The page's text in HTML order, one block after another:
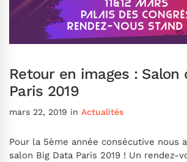
Retour en images : Salon
Paris 2019
mars 22, 2019 in Actualités
Pour la 5ème année consécutive nous
salon Big Data Paris 2019 ! Un rendez-